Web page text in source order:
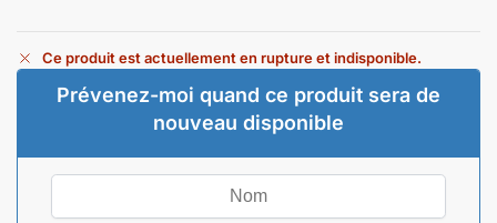
Ce produit est actuellement en rupture et indisponible.
Prévenez-moi quand ce produit sera de
nouveau disponible